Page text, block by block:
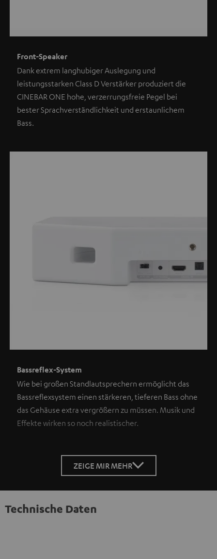
Front-Speaker
Dank extrem langhubiger Auslegung und
leistungsstarken Class D Verstärker produziert die
CINEBAR ONE hohe, verzerrungsfreie Pegel bei
bester Sprachverständlichkeit und erstaunlichem
Bass.
Bassreflex-System
Wie bei großen Standlautsprechern ermöglicht das
Bassreflexsystem einen stärkeren, tieferen Bass ohne
das Gehäuse extra vergrößern zu müssen. Musik und
Effekte wirken so noch realistischer.
ZEIGE MIR MEHR
Technische Daten